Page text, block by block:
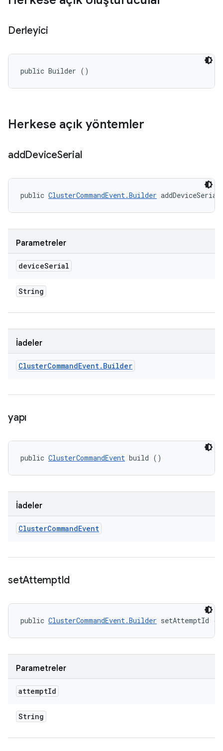
Derleyici
public Builder ()
Herkese açık yöntemler
addDeviceSerial
public ClusterCommandEvent.Builder
Parametreler
deviceSerial
String
İadeler
ClusterCommandEvent. Builder
yapı
public ClusterCommandEvent build ()
İadeler
ClusterCommandEvent
setAttemptId
public ClusterCommandEvent.Builder setAttemptId
Parametreler
attemptId
String